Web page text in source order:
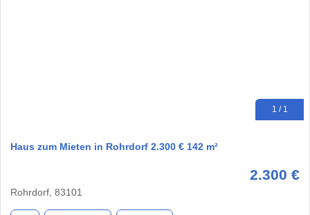
1 / 1
Haus zum Mieten in Rohrdorf 2.300 € 142 m²
2.300 €
Rohrdorf, 83101